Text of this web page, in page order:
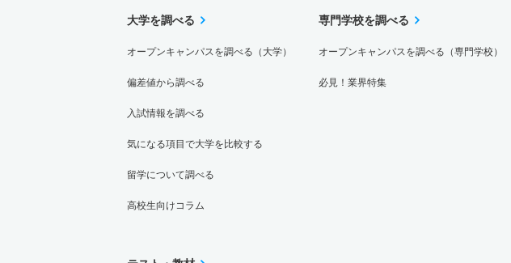
大学を調べる
オープンキャンパスを調べる（大学）
偏差値から調べる
入試情報を調べる
気になる項目で大学を比較する
留学について調べる
高校生向けコラム
専門学校を調べる
オープンキャンパスを調べる（専門学校）
必見！業界特集